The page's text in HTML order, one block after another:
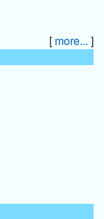
[ more... ]